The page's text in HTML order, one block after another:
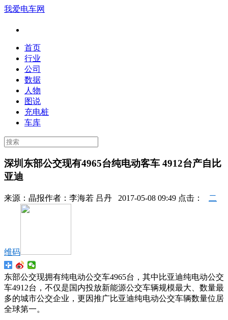
我爱电车网
首页
行业
公司
数据
人物
图说
充电桩
车库
深圳东部公交现有4965台纯电动客车 4912台产自比
亚迪
来源： 晶报作者： 李海若 吕丹 2017-05-08 09:49 点击： 二
维码
东部公交现拥有纯电动公交车4965台，其中比亚迪纯电动公交
车4912台，不仅是国内投放新能源公交车辆规模最大、数量最
多的城市公交企业，更因推广比亚迪纯电动公交车辆数量位居
全球第一。